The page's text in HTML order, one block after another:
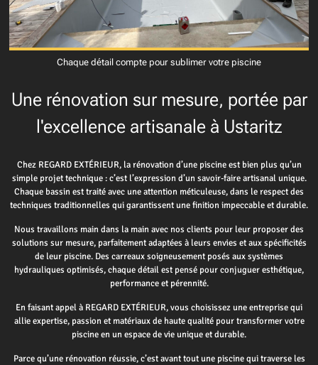
Chaque détail compte pour sublimer votre piscine
Une rénovation sur mesure, portée par
l'excellence artisanale à Ustaritz
Chez REGARD EXTÉRIEUR, la rénovation d’une piscine est bien plus qu’un
simple projet technique : c’est l’expression d’un savoir-faire artisanal unique.
Chaque bassin est traité avec une attention méticuleuse, dans le respect des
techniques traditionnelles qui garantissent une finition impeccable et durable.
Nous travaillons main dans la main avec nos clients pour leur proposer des
solutions sur mesure, parfaitement adaptées à leurs envies et aux spécificités
de leur piscine. Des carreaux soigneusement posés aux systèmes
hydrauliques optimisés, chaque détail est pensé pour conjuguer esthétique,
performance et pérennité.
En faisant appel à REGARD EXTÉRIEUR, vous choisissez une entreprise qui
allie expertise, passion et matériaux de haute qualité pour transformer votre
piscine en un espace de vie unique et durable.
Parce qu’une rénovation réussie, c’est avant tout une piscine qui traverse les